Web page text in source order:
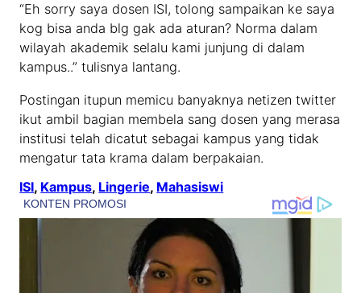
“Eh sorry saya dosen ISI, tolong sampaikan ke saya
kog bisa anda blg gak ada aturan? Norma dalam
wilayah akademik selalu kami junjung di dalam
kampus..” tulisnya lantang.
Postingan itupun memicu banyaknya netizen twitter
ikut ambil bagian membela sang dosen yang merasa
institusi telah dicatut sebagai kampus yang tidak
mengatur tata krama dalam berpakaian.
ISI, Kampus, Lingerie, Mahasiswi